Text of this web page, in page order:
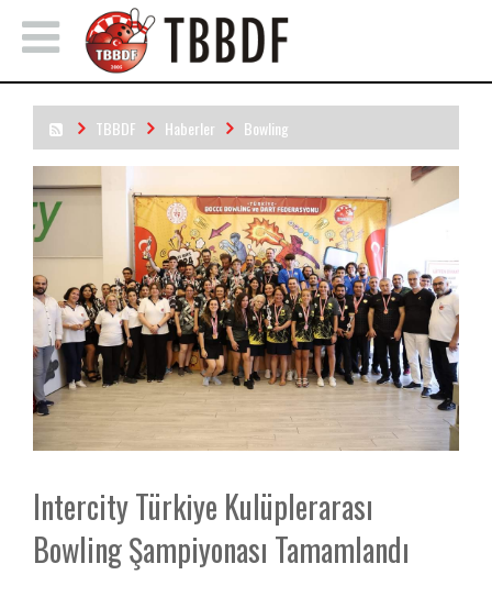
TBBDF Haberler
Bowling
Intercity Türkiye Kulüplerarası Bowling Şampiyonası
Tamamlandı
Intercity Türkiye Kulüplerarası
Bowling Şampiyonası Tamamlandı